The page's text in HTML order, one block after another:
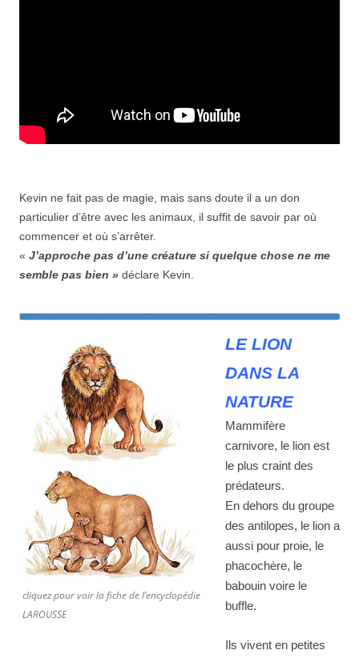
Kevin ne fait pas de magie, mais sans doute il a un don
particulier d’être avec les animaux, il suffit de savoir par où
commencer et où s’arrêter.
« J’approche pas d’une créature si quelque chose ne me
semble pas bien » déclare Kevin.
cliquez pour voir la fiche de l’encyclopédie
LAROUSSE
LE LION
DANS LA
NATURE
Mammifère
carnivore, le lion est
le plus craint des
prédateurs.
En dehors du groupe
des antilopes, le lion a
aussi pour proie, le
phacochère, le
babouin voire le
buffle.
Ils vivent en petites